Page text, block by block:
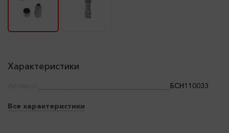
Характеристики
БСН110033
Все характеристики